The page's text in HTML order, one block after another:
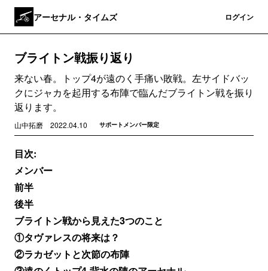
アーセナル・タイムズ ログイン
ブライトン戦振り返り
来ない春。トップ4が遠のく手痛い敗戦。左サイドバッ
クにジャカを起用する布陣で臨んだブライトン戦を振り
返ります。
山中拓磨 2022.04.10 サポートメンバー限定
目次:
メンバー
前半
後半
ブライトン戦から見えた3つのこと
①タヴァレスの将来は？
②ラカゼットと次節の布陣